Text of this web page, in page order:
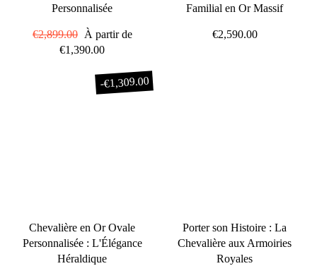
Personnalisée
Prix
régulier
€2,899.00
Prix
réduit
À partir de
€1,390.00
Familial en Or Massif
€2,590.00
-€1,309.00
Chevalière en Or Ovale
Personnalisée : L'Élégance
Héraldique
Porter son Histoire : La
Chevalière aux Armoiries
Royales